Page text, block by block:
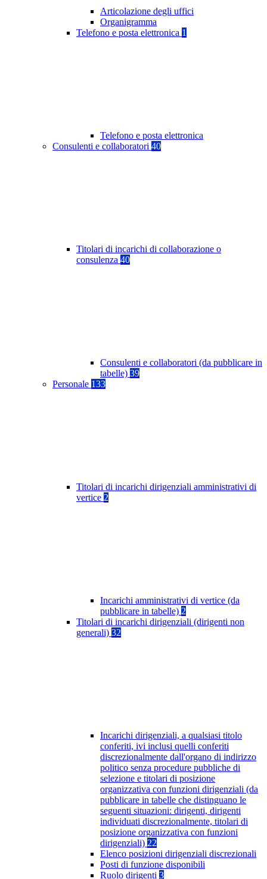
Articolazione degli uffici
Organigramma
Telefono e posta elettronica 1
Telefono e posta elettronica
Consulenti e collaboratori 40
Titolari di incarichi di collaborazione o
consulenza 40
Consulenti e collaboratori (da pubblicare in
tabelle) 39
Personale 133
Titolari di incarichi dirigenziali amministrativi di
vertice 2
Incarichi amministrativi di vertice (da
pubblicare in tabelle) 2
Titolari di incarichi dirigenziali (dirigenti non
generali) 32
Incarichi dirigenziali, a qualsiasi titolo
conferiti, ivi inclusi quelli conferiti
discrezionalmente dall'organo di indirizzo
politico senza procedure pubbliche di
selezione e titolari di posizione
organizzativa con funzioni dirigenziali (da
pubblicare in tabelle che distinguano le
seguenti situazioni: dirigenti, dirigenti
individuati discrezionalmente, titolari di
posizione organizzativa con funzioni
dirigenziali) 22
Elenco posizioni dirigenziali discrezionali
Posti di funzione disponibili
Ruolo dirigenti 3